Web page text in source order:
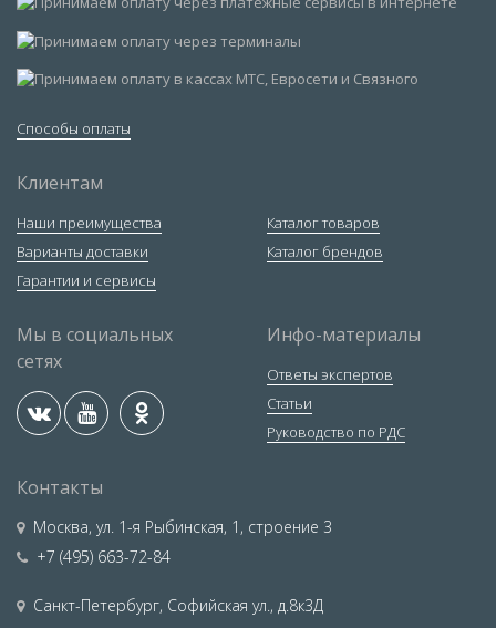
Способы оплаты
Клиентам
Наши преимущества
Варианты доставки
Гарантии и сервисы
Каталог товаров
Каталог брендов
Мы в социальных
сетях
Инфо-материалы
Ответы экспертов
Статьи
Руководство по РДС
Контакты
Москва, ул. 1-я Рыбинская, 1, строение 3
+7 (495) 663-72-84
Санкт-Петербург, Софийская ул., д.8к3Д